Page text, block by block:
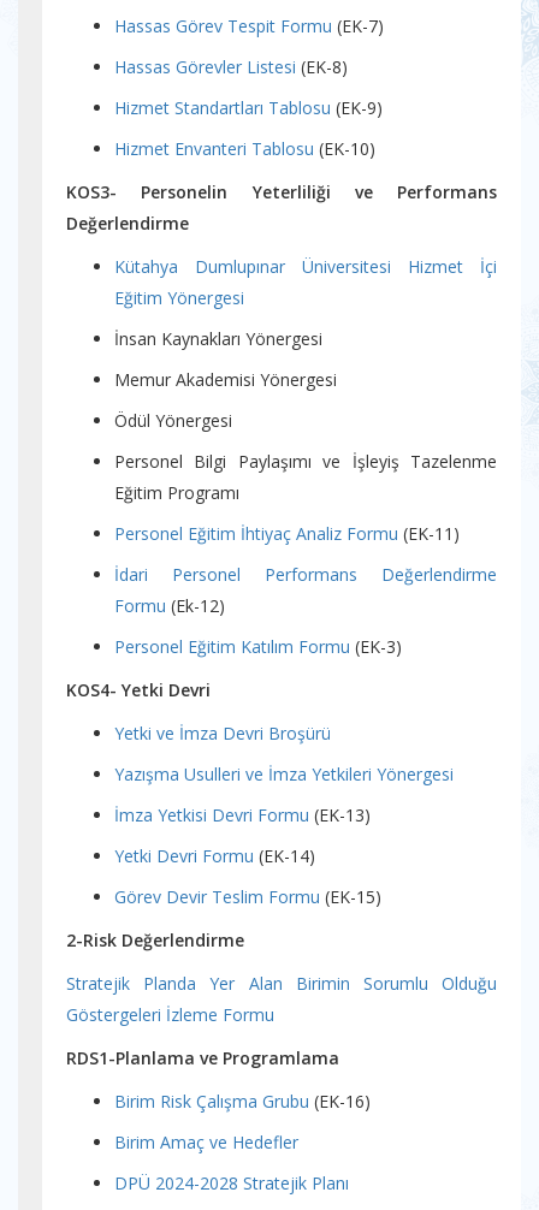
Hassas Görev Tespit Formu (EK-7)
Hassas Görevler Listesi (EK-8)
Hizmet Standartları Tablosu (EK-9)
Hizmet Envanteri Tablosu (EK-10)
KOS3- Personelin Yeterliliği ve Performans
Değerlendirme
Kütahya Dumlupınar Üniversitesi Hizmet İçi
Eğitim Yönergesi
İnsan Kaynakları Yönergesi
Memur Akademisi Yönergesi
Ödül Yönergesi
Personel Bilgi Paylaşımı ve İşleyiş Tazelenme
Eğitim Programı
Personel Eğitim İhtiyaç Analiz Formu (EK-11)
İdari Personel Performans Değerlendirme
Formu (Ek-12)
Personel Eğitim Katılım Formu (EK-3)
KOS4- Yetki Devri
Yetki ve İmza Devri Broşürü
Yazışma Usulleri ve İmza Yetkileri Yönergesi
İmza Yetkisi Devri Formu (EK-13)
Yetki Devri Formu (EK-14)
Görev Devir Teslim Formu (EK-15)
2-Risk Değerlendirme
Stratejik Planda Yer Alan Birimin Sorumlu Olduğu
Göstergeleri İzleme Formu
RDS1-Planlama ve Programlama
Birim Risk Çalışma Grubu (EK-16)
Birim Amaç ve Hedefler
DPÜ 2024-2028 Stratejik Planı